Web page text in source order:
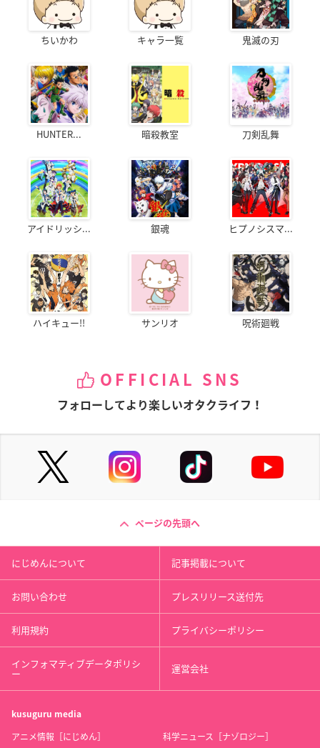
ちいかわ キャラ一覧 鬼滅の刃
HUNTER... 暗殺教室 刀剣乱舞
アイドリッシ... 銀魂 ヒプノシスマ...
ハイキュー!! サンリオ 呪術廻戦
OFFICIAL SNS
フォローしてより楽しいオタクライフ！
ページの先頭へ
にじめんについて 記事掲載について
お問い合わせ プレスリリース送付先
利用規約 プライバシーポリシー
インフォマティブデータポリシ
ー 運営会社
kusuguru media
アニメ情報［にじめん］
科学ニュース［ナゾロジー］